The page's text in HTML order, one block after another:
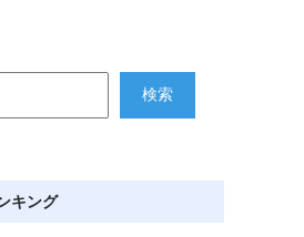
検索
キング